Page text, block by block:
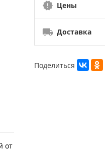
Цены
Доставка
Поделиться
от